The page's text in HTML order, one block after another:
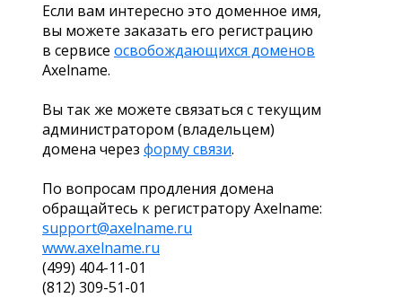
Если вам интересно это доменное имя,
вы можете заказать его регистрацию
в сервисе освобождающихся доменов
Axelname.
Вы так же можете связаться с текущим
администратором (владельцем)
домена через форму связи.
По вопросам продления домена
обращайтесь к регистратору Axelname:
support@axelname.ru
www.axelname.ru
(499) 404-11-01
(812) 309-51-01